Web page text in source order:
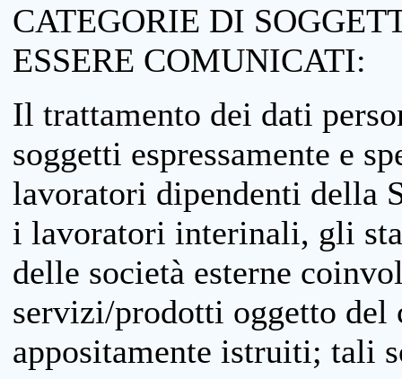
CATEGORIE DI
ESSERE COMUNICATI:
Il trattamento dei dati
soggetti espressamente e
lavoratori dipendenti della
i lavoratori interinali, gli
delle società esterne
servizi/prodotti oggetto
appositamente istruiti; tali